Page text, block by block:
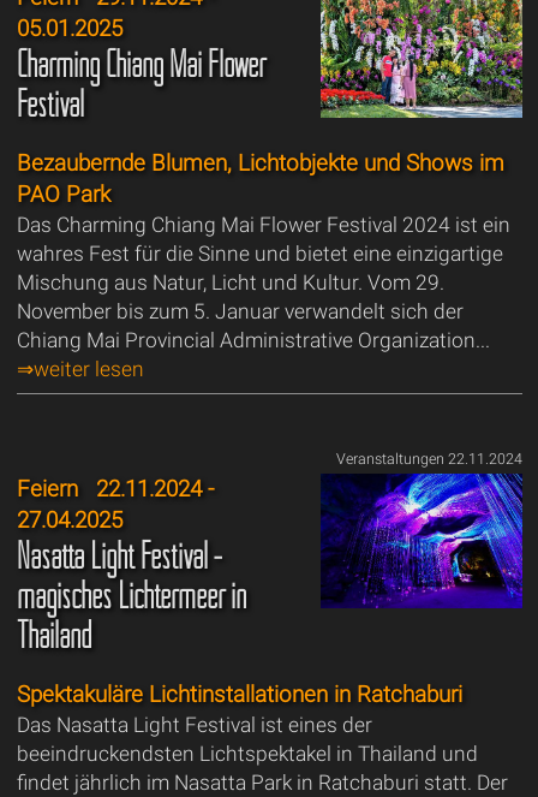
05.01.2025
Charming Chiang Mai Flower
Festival
Bezaubernde Blumen, Lichtobjekte und Shows im
PAO Park
Das Charming Chiang Mai Flower Festival 2024 ist ein
wahres Fest für die Sinne und bietet eine einzigartige
Mischung aus Natur, Licht und Kultur. Vom 29.
November bis zum 5. Januar verwandelt sich der
Chiang Mai Provincial Administrative Organization...
⇒weiter lesen
Veranstaltungen 22.11.2024
Feiern22.11.2024 -
27.04.2025
Nasatta Light Festival -
magisches Lichtermeer in
Thailand
Spektakuläre Lichtinstallationen in Ratchaburi
Das Nasatta Light Festival ist eines der
beeindruckendsten Lichtspektakel in Thailand und
findet jährlich im Nasatta Park in Ratchaburi statt. Der